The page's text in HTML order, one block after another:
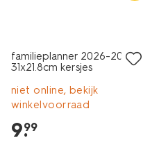
familieplanner 2026-2027
31x21.8cm kersjes
niet online, bekijk
winkelvoorraad
9.
99